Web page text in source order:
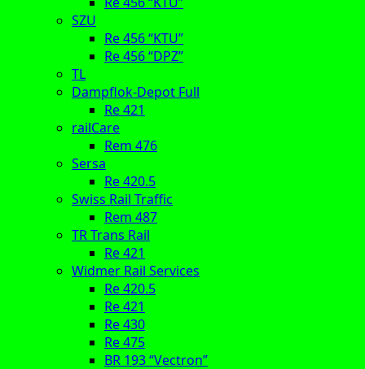
SZU
Re 456 “KTU”
Re 456 “DPZ”
TL
Dampflok-Depot Full
Re 421
railCare
Rem 476
Sersa
Re 420.5
Swiss Rail Traffic
Rem 487
TR Trans Rail
Re 421
Widmer Rail Services
Re 420.5
Re 421
Re 430
Re 475
BR 193 “Vectron”